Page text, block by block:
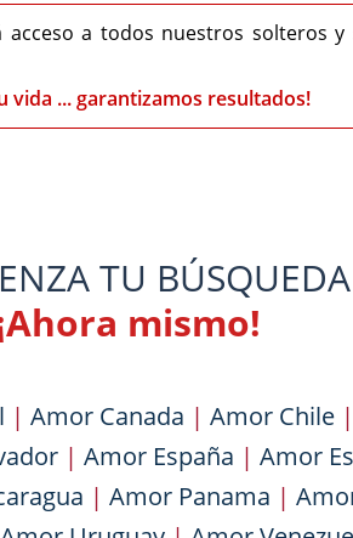
a todos nuestros solteros y
vida ... garantizamos resultados!
TU BÚSQUEDA
mismo!
| Amor Canada | Amor Chile |
| Amor España | Amor
| Amor Panama |